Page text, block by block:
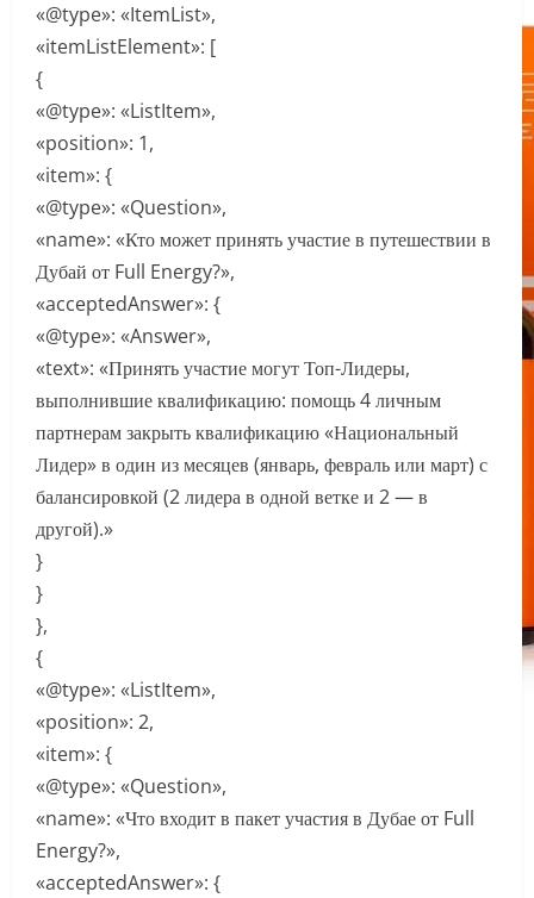
«@type»: «ItemList»,
«itemListElement»: [
{
«@type»: «ListItem»,
«position»: 1,
«item»: {
«@type»: «Question»,
«name»: «Кто может принять участие в путешествии в
Дубай от Full Energy?»,
«acceptedAnswer»: {
«@type»: «Answer»,
«text»: «Принять участие могут Топ-Лидеры,
выполнившие квалификацию: помощь 4 личным
партнерам закрыть квалификацию «Национальный
Лидер» в один из месяцев (январь, февраль или март) с
балансировкой (2 лидера в одной ветке и 2 — в
другой).»
}
}
},
{
«@type»: «ListItem»,
«position»: 2,
«item»: {
«@type»: «Question»,
«name»: «Что входит в пакет участия в Дубае от Full
Energy?»,
«acceptedAnswer»: {